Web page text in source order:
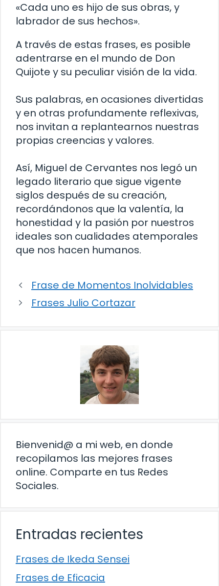
«Cada uno es hijo de sus obras, y
labrador de sus hechos».
A través de estas frases, es posible
adentrarse en el mundo de Don
Quijote y su peculiar visión de la vida.
Sus palabras, en ocasiones divertidas
y en otras profundamente reflexivas,
nos invitan a replantearnos nuestras
propias creencias y valores.
Así, Miguel de Cervantes nos legó un
legado literario que sigue vigente
siglos después de su creación,
recordándonos que la valentía, la
honestidad y la pasión por nuestros
ideales son cualidades atemporales
que nos hacen humanos.
Frase de Momentos Inolvidables
Frases Julio Cortazar
Bienvenid@ a mi web, en donde
recopilamos las mejores frases
online. Comparte en tus Redes
Sociales.
Entradas recientes
Frases de Ikeda Sensei
Frases de Eficacia